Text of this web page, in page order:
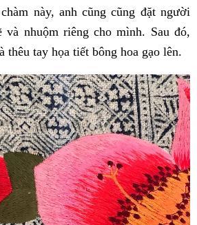
này, anh cũng cũng đặt người
và nhuộm riêng cho mình. Sau đó,
thêu tay họa tiết bông hoa gạo lên.